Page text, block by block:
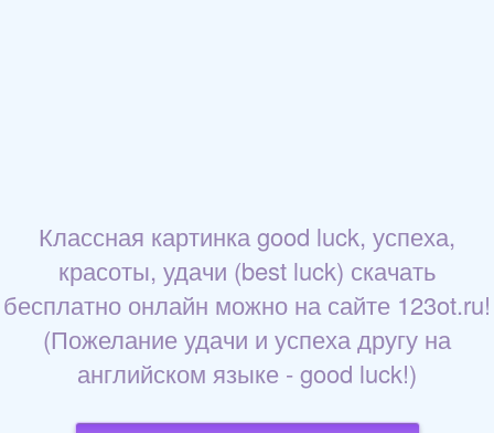
Классная картинка good luck, успеха,
красоты, удачи (best luck) скачать
бесплатно онлайн можно на сайте 123ot.ru!
(Пожелание удачи и успеха другу на
английском языке - good luck!)